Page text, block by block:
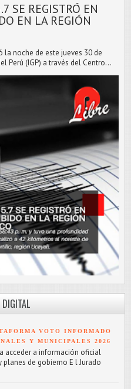
SE REGISTRÓ EN
EN LA REGIÓN
la noche de este jueves 30 de
Perú (IGP) a través del Centro...
VOTO INFORMADO
Y MUNICIPALES 2026
acceder a información oficial
de gobierno E l Jurado